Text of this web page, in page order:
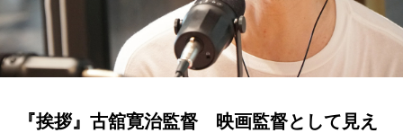
『挨拶』古舘寛治監督 映画監督として見え